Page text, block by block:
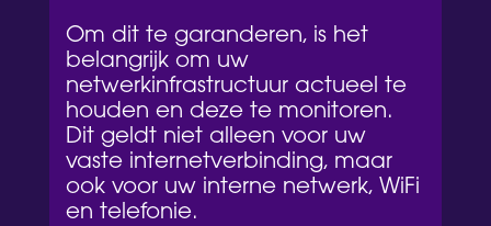
Om dit te garanderen, is het
belangrijk om uw
netwerkinfrastructuur actueel te
houden en deze te monitoren.
Dit geldt niet alleen voor uw
vaste internetverbinding, maar
ook voor uw interne netwerk, WiFi
en telefonie.